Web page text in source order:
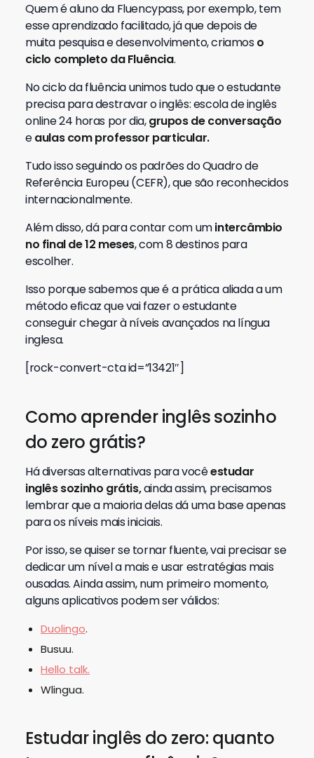
Quem é aluno da Fluencypass, por exemplo, tem
esse aprendizado facilitado, já que depois de
muita pesquisa e desenvolvimento, criamoso
ciclo completo da Fluência.
No ciclo da fluência unimos tudo que o estudante
precisa para destravar o inglês: escola de inglês
online 24 horas por dia,grupos de conversação
eaulas com professor particular.
Tudo isso seguindo os padrões do Quadro de
Referência Europeu (CEFR), que são reconhecidos
internacionalmente.
Além disso, dá para contar com umintercâmbio
no final de 12 meses, com 8 destinos para
escolher.
Isso porque sabemos que é a prática aliada a um
método eficaz que vai fazer o estudante
conseguir chegar à níveis avançados na língua
inglesa.
[rock-convert-cta id=”13421″]
Como aprender inglês sozinho
do zero grátis?
Há diversas alternativas para vocêestudar
inglês sozinho grátis,ainda assim, precisamos
lembrar que a maioria delas dá uma base apenas
para os níveis mais iniciais.
Por isso, se quiser se tornar fluente, vai precisar se
dedicar um nível a mais e usar estratégias mais
ousadas. Ainda assim, num primeiro momento,
alguns aplicativos podem ser válidos:
Duolingo.
Busuu.
Hello talk.
Wlingua.
Estudar inglês do zero: quanto